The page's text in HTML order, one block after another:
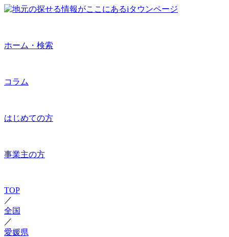
ホーム・検索
コラム
はじめての方
事業主の方
TOP
／
全国
／
愛媛県